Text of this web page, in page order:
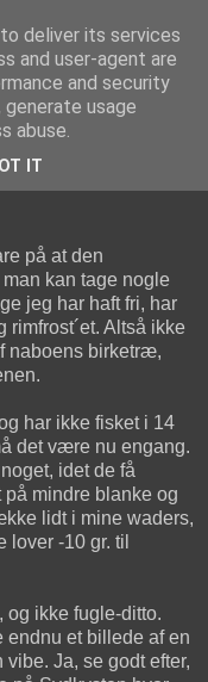
skøn?) tre-enighed
på at den
kan tage nogle
jeg har haft fri, har
Altså ikke
naboens birketræ,
har ikke fisket i 14
det være nu engang.
idet de få
mindre blanke og
lidt i mine waders,
lover -10 gr. til
og ikke fugle-ditto.
endnu et billede af en
Ja, se godt efter,
deliver its services
and user-agent are
and security
usage
abuse.
IT